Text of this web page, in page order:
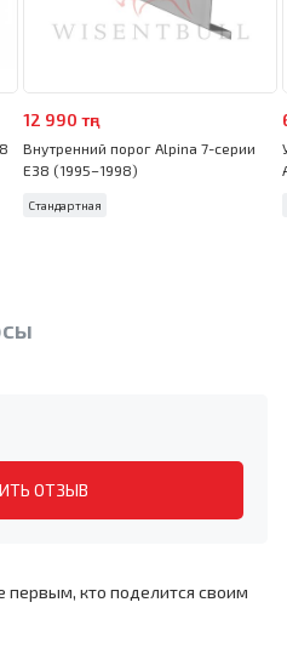
12 990 тңг
Внутренний порог Alpina 7-серии
E38 (1995–1998)
Стандартная
ОТЗЫВ
первым, кто поделится своим